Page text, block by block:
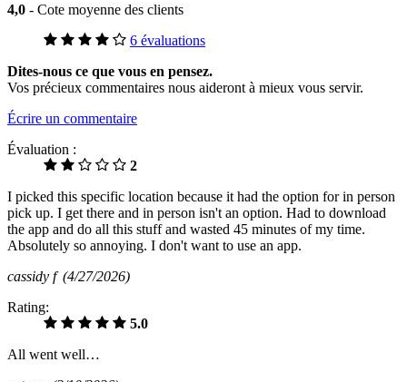
4,0 - Cote moyenne des clients
6 évaluations
Dites-nous ce que vous en pensez.
Vos précieux commentaires nous aideront à mieux vous servir.
Écrire un commentaire
Évaluation :
2
I picked this specific location because it had the option for in person
pick up. I get there and in person isn't an option. Had to download
the app and do all this stuff and wasted 45 minutes of my time.
Absolutely so annoying. I don't want to use an app.
cassidy f (4/27/2026)
Rating:
5.0
All went well…